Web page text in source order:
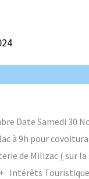
Date Samedi 30
à 9h pour
de Milizac ( sur
Intérêts